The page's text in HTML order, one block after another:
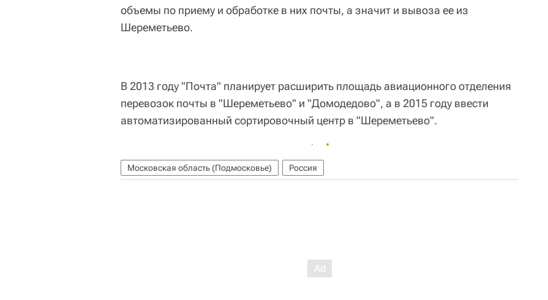
объемы по приему и обработке в них почты, а значит и вывоза ее из
Шереметьево.
В 2013 году "Почта" планирует расширить площадь авиационного отделения
перевозок почты в "Шереметьево" и "Домодедово", а в 2015 году ввести
автоматизированный сортировочный центр в "Шереметьево".
Московская область (Подмосковье) Россия